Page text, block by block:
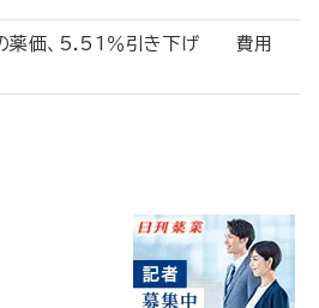
の薬価、5.51％引き下げ 費用